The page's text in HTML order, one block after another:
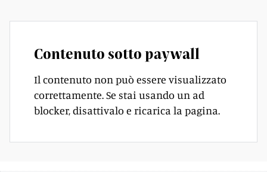
Contenuto sotto paywall
Il contenuto non può essere visualizzato
correttamente. Se stai usando un ad
blocker, disattivalo e ricarica la pagina.